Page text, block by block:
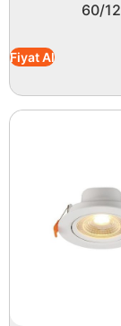
60/12
Fiyat Al